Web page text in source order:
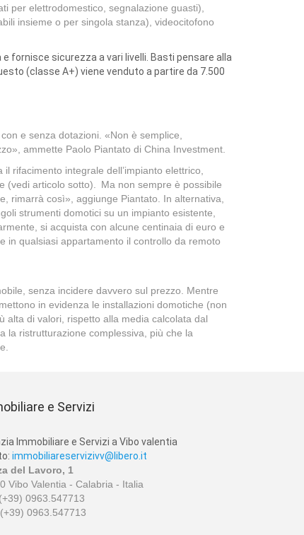
per elettrodomestico, segnalazione guasti),
insieme o per singola stanza), videocitofono
fornisce sicurezza a vari livelli. Basti pensare alla
(classe A+) viene venduto a partire da 7.500
e senza dotazioni. «Non è semplice,
ammette Paolo Piantato di China Investment.
rifacimento integrale dell’impianto elettrico,
(vedi articolo sotto). Ma non sempre è possibile
rimarrà così», aggiunge Piantato. In alternativa,
strumenti domotici su un impianto esistente,
si acquista con alcune centinaia di euro e
in qualsiasi appartamento il controllo da remoto
senza incidere davvero sul prezzo. Mentre
in evidenza le installazioni domotiche (non
alta di valori, rispetto alla media calcolata dal
la ristrutturazione complessiva, più che la
e Servizi
Immobiliare e Servizi a Vibo valentia
immobiliareservizivv@libero.it
del Lavoro, 1
Vibo Valentia - Calabria - Italia
0963.547713
0963.547713